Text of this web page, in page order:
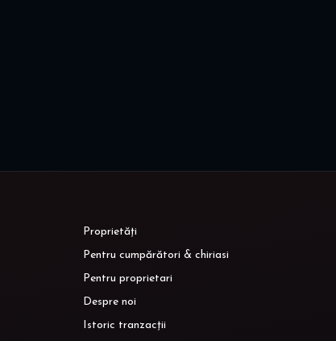
Proprietăți
Pentru cumpărători & chiriasi
Pentru proprietari
Despre noi
Istoric tranzacții